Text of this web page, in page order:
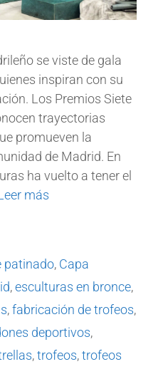
se viste de gala
inspiran con su
Los Premios Siete
trayectorias
promueven la
de Madrid. En
ha vuelto a tener el
más
patinado, Capa
,esculturas en bronce,
,fabricación de trofeos,
deportivos,
,trofeos,trofeos